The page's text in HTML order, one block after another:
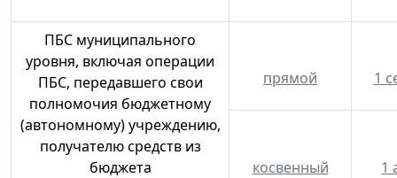
ПБС муниципального
уровня, включая операции
ПБС, передавшего свои
полномочия бюджетному
(автономному) учреждению,
получателю средств из
бюджета
прямой 1
косвенный 1